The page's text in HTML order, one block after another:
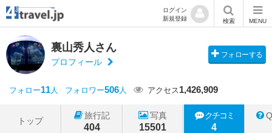
ログイン
新規登録
検索 MENU
裏山秀人さん
プロフィール
フォローする
フォロー11人 フォロワー506人 アクセス1,426,909
トップ
旅行記
404
写真
15501
クチコミ
4